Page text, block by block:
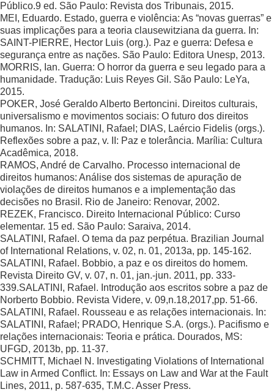
Público.9 ed. São Paulo: Revista dos Tribunais, 2015.
MEI, Eduardo. Estado, guerra e violência: As “novas guerras” e
suas implicações para a teoria clausewitziana da guerra. In:
SAINT-PIERRE, Hector Luis (org.). Paz e guerra: Defesa e
segurança entre as nações. São Paulo: Editora Unesp, 2013.
MORRIS, Ian. Guerra: O horror da guerra e seu legado para a
humanidade. Tradução: Luis Reyes Gil. São Paulo: LeYa,
2015.
POKER, José Geraldo Alberto Bertoncini. Direitos culturais,
universalismo e movimentos sociais: O futuro dos direitos
humanos. In: SALATINI, Rafael; DIAS, Laércio Fidelis (orgs.).
Reflexões sobre a paz, v. II: Paz e tolerância. Marília: Cultura
Acadêmica, 2018.
RAMOS, André de Carvalho. Processo internacional de
direitos humanos: Análise dos sistemas de apuração de
violações de direitos humanos e a implementação das
decisões no Brasil. Rio de Janeiro: Renovar, 2002.
REZEK, Francisco. Direito Internacional Público: Curso
elementar. 15 ed. São Paulo: Saraiva, 2014.
SALATINI, Rafael. O tema da paz perpétua. Brazilian Journal
of International Relations, v. 02, n. 01, 2013a, pp. 145-162.
SALATINI, Rafael. Bobbio, a paz e os direitos do homem.
Revista Direito GV, v. 07, n. 01, jan.-jun. 2011, pp. 333-
339.SALATINI, Rafael. Introdução aos escritos sobre a paz de
Norberto Bobbio. Revista Videre, v. 09,n.18,2017,pp. 51-66.
SALATINI, Rafael. Rousseau e as relações internacionais. In:
SALATINI, Rafael; PRADO, Henrique S.A. (orgs.). Pacifismo e
relações internacionais: Teoria e prática. Dourados, MS:
UFGD, 2013b, pp. 11-37.
SCHMITT, Michael N. Investigating Violations of International
Law in Armed Conflict. In: Essays on Law and War at the Fault
Lines, 2011, p. 587-635, T.M.C. Asser Press.